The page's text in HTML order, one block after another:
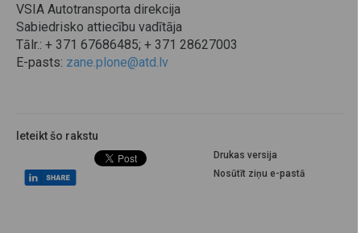
VSIA Autotransporta direkcija
Sabiedrisko attiecību vadītāja
Tālr.: + 371 67686485; + 371 28627003
E-pasts: zane.plone@atd.lv
Ieteikt šo rakstu
Drukas versija
Nosūtīt ziņu e-pastā